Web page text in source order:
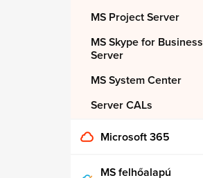
MS Project Server
MS Skype for Business
Server
MS System Center
Server CALs
Microsoft 365
MS felhőalapú